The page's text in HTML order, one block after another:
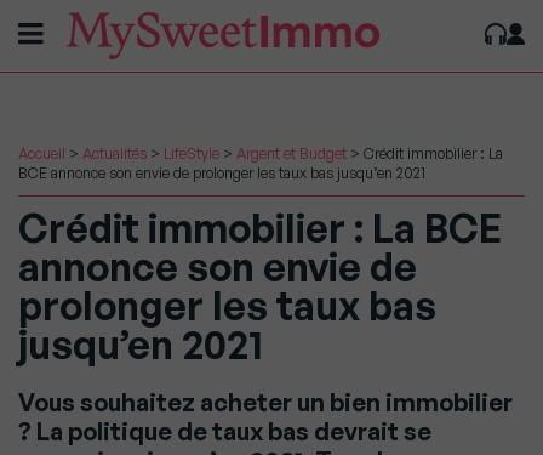
Accueil > Actualités > LifeStyle > Argent et Budget > Crédit immobilier : La
BCE annonce son envie de prolonger les taux bas jusqu’en 2021
Crédit immobilier : La BCE
annonce son envie de
prolonger les taux bas
jusqu’en 2021
Vous souhaitez acheter un bien immobilier
? La politique de taux bas devrait se